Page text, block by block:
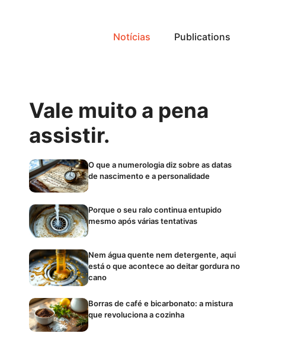
Notícias Publications
Vale muito a pena
assistir.
O que a numerologia diz sobre as datas
de nascimento e a personalidade
Porque o seu ralo continua entupido
mesmo após várias tentativas
Nem água quente nem detergente, aqui
está o que acontece ao deitar gordura no
cano
Borras de café e bicarbonato: a mistura
que revoluciona a cozinha